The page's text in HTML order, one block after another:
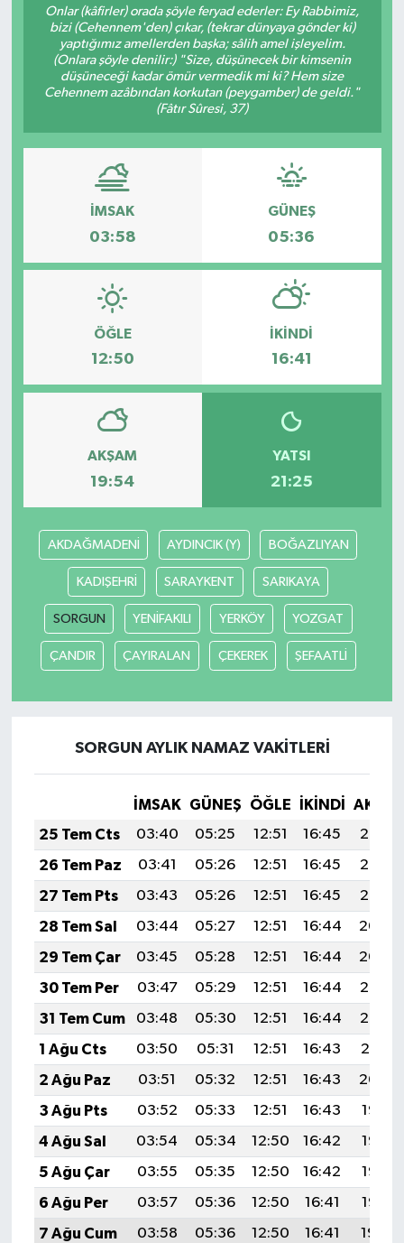
Onlar (kâfirler) orada şöyle feryad ederler: Ey Rabbimiz,
bizi (Cehennem'den) çıkar, (tekrar dünyaya gönder ki)
yaptığımız amellerden başka; sâlih amel işleyelim.
(Onlara şöyle denilir:) "Size, düşünecek bir kimsenin
düşüneceği kadar ömür vermedik mi ki? Hem size
Cehennem azâbından korkutan (peygamber) de geldi."
(Fâtır Sûresi, 37)
İMSAK
03:58
GÜNEŞ
05:36
ÖĞLE
12:50
İKINDI
16:41
AKŞAM
19:54
YATSI
21:25
AKDAĞMADENİ AYDINCIK (Y) BOĞAZLIYAN
KADIŞEHRİ SARAYKENT SARIKAYA
SORGUN YENİFAKILI YERKÖY YOZGAT
ÇANDIR ÇAYIRALAN ÇEKEREK ŞEFAATLİ
SORGUN AYLIK NAMAZ VAKITLERI
İMSAK GÜNEŞ ÖĞLE İKINDI
25 Tem Cts
03:40 05:25 12:51 16:45
20:07
26 Tem Paz
03:41 05:26 12:51 16:45
20:06
27 Tem Pts
03:43 05:26 12:51 16:45
20:05
28 Tem Sal
03:44 05:27 12:51 16:44
20:04
29 Tem Çar
03:45 05:28 12:51 16:44
20:04
30 Tem Per
03:47 05:29 12:51 16:44
20:03
31 Tem Cum
03:48 05:30 12:51 16:44
20:02
1 Ağu Cts
03:50 05:31 12:51 16:43
20:01
2 Ağu Paz
03:51 05:32 12:51 16:43
20:00
3 Ağu Pts
03:52 05:33 12:51 16:43
19:58
4 Ağu Sal
03:54 05:34 12:50 16:42
19:57
5 Ağu Çar
03:55 05:35 12:50 16:42
19:56
6 Ağu Per
03:57 05:36 12:50 16:41
19:55
7 Ağu Cum
03:58 05:36 12:50 16:41
19:54